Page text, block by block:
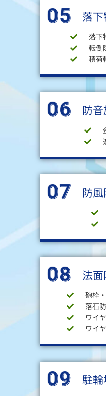
05 落
落下
転倒
積荷
06 防
07 防
08 法
砲枠
落石
ワイ
ワイ
09 駐